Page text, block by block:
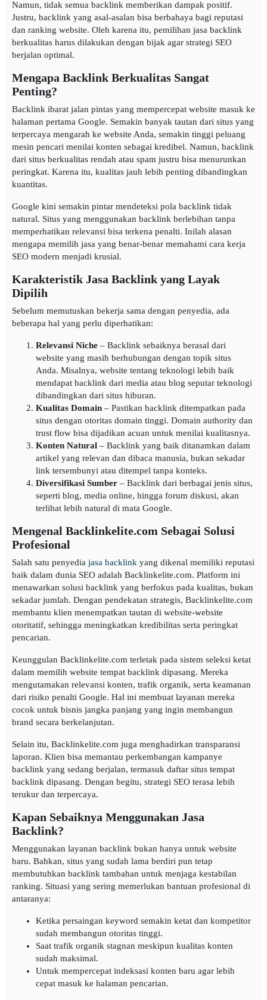
Namun, tidak semua backlink memberikan dampak positif.
Justru, backlink yang asal-asalan bisa berbahaya bagi reputasi
dan ranking website. Oleh karena itu, pemilihan jasa backlink
berkualitas harus dilakukan dengan bijak agar strategi SEO
berjalan optimal.
Mengapa Backlink Berkualitas Sangat
Penting?
Backlink ibarat jalan pintas yang mempercepat website masuk ke
halaman pertama Google. Semakin banyak tautan dari situs yang
terpercaya mengarah ke website Anda, semakin tinggi peluang
mesin pencari menilai konten sebagai kredibel. Namun, backlink
dari situs berkualitas rendah atau spam justru bisa menurunkan
peringkat. Karena itu, kualitas jauh lebih penting dibandingkan
kuantitas.
Google kini semakin pintar mendeteksi pola backlink tidak
natural. Situs yang menggunakan backlink berlebihan tanpa
memperhatikan relevansi bisa terkena penalti. Inilah alasan
mengapa memilih jasa yang benar-benar memahami cara kerja
SEO modern menjadi krusial.
Karakteristik Jasa Backlink yang Layak
Dipilih
Sebelum memutuskan bekerja sama dengan penyedia, ada
beberapa hal yang perlu diperhatikan:
Relevansi Niche – Backlink sebaiknya berasal dari
website yang masih berhubungan dengan topik situs
Anda. Misalnya, website tentang teknologi lebih baik
mendapat backlink dari media atau blog seputar teknologi
dibandingkan dari situs hiburan.
Kualitas Domain – Pastikan backlink ditempatkan pada
situs dengan otoritas domain tinggi. Domain authority dan
trust flow bisa dijadikan acuan untuk menilai kualitasnya.
Konten Natural – Backlink yang baik ditanamkan dalam
artikel yang relevan dan dibaca manusia, bukan sekadar
link tersembunyi atau ditempel tanpa konteks.
Diversifikasi Sumber – Backlink dari berbagai jenis situs,
seperti blog, media online, hingga forum diskusi, akan
terlihat lebih natural di mata Google.
Mengenal Backlinkelite.com Sebagai Solusi
Profesional
Salah satu penyedia jasa backlink yang dikenal memiliki reputasi
baik dalam dunia SEO adalah Backlinkelite.com. Platform ini
menawarkan solusi backlink yang berfokus pada kualitas, bukan
sekadar jumlah. Dengan pendekatan strategis, Backlinkelite.com
membantu klien menempatkan tautan di website-website
otoritatif, sehingga meningkatkan kredibilitas serta peringkat
pencarian.
Keunggulan Backlinkelite.com terletak pada sistem seleksi ketat
dalam memilih website tempat backlink dipasang. Mereka
mengutamakan relevansi konten, trafik organik, serta keamanan
dari risiko penalti Google. Hal ini membuat layanan mereka
cocok untuk bisnis jangka panjang yang ingin membangun
brand secara berkelanjutan.
Selain itu, Backlinkelite.com juga menghadirkan transparansi
laporan. Klien bisa memantau perkembangan kampanye
backlink yang sedang berjalan, termasuk daftar situs tempat
backlink dipasang. Dengan begitu, strategi SEO terasa lebih
terukur dan terpercaya.
Kapan Sebaiknya Menggunakan Jasa
Backlink?
Menggunakan layanan backlink bukan hanya untuk website
baru. Bahkan, situs yang sudah lama berdiri pun tetap
membutuhkan backlink tambahan untuk menjaga kestabilan
ranking. Situasi yang sering memerlukan bantuan profesional di
antaranya:
Ketika persaingan keyword semakin ketat dan kompetitor
sudah membangun otoritas tinggi.
Saat trafik organik stagnan meskipun kualitas konten
sudah maksimal.
Untuk mempercepat indeksasi konten baru agar lebih
cepat masuk ke halaman pencarian.